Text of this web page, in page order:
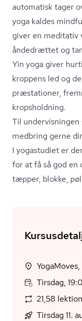
automatisk tager
yoga kaldes
giver en meditativ
åndedrættet og
Yin yoga giver
kroppens led og
præ­sta­tio­ner,
kropsholdning.
Til undervisningen
medbring gerne
I yogastudiet er
for at få så god en
tæpper, blokke,
Tirsdag,
21,58
Tirsdag 11.